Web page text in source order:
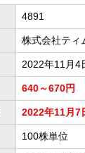
4891
株式会社ティ
2022年11月4
640～670円
2022年11月7
100株単位